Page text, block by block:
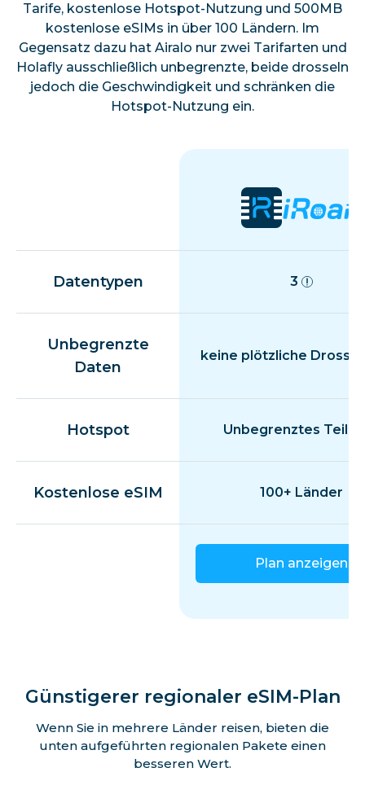
Tarife, kostenlose Hotspot-Nutzung und 500MB
kostenlose eSIMs in über 100 Ländern. Im
Gegensatz dazu hat Airalo nur zwei Tarifarten und
Holafly ausschließlich unbegrenzte, beide drosseln
jedoch die Geschwindigkeit und schränken die
Hotspot-Nutzung ein.
Datentypen 3
Unbegrenzte
Daten
keine plötzliche
Hotspot Unbegrenztes Teilen
Kostenlose eSIM 100+ Länder
Plan anzeigen
Günstigerer regionaler eSIM-Plan
Wenn Sie in mehrere Länder reisen, bieten die
unten aufgeführten regionalen Pakete einen
besseren Wert.